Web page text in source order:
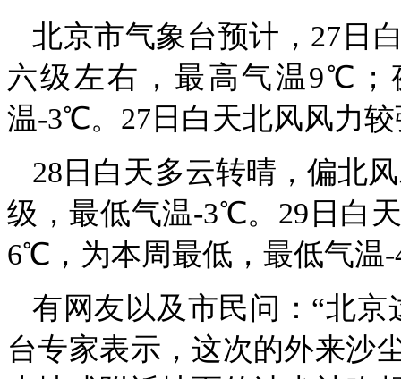
北京市气象台预计，27日
六级左右，最高气温9℃；
温-3℃。27日白天北风风力
28日白天多云转晴，偏北
级，最低气温-3℃。29日白
6℃，为本周最低，最低气温
有网友以及市民问：“北
台专家表示，这次的外来沙